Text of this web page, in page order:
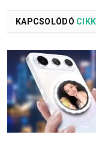
KAPCSOLÓDÓ